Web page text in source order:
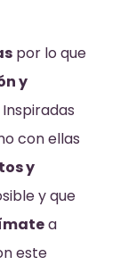
por lo que
y
con ellas
y
y que
a
este